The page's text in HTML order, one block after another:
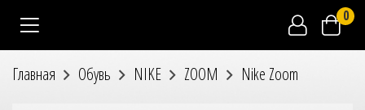
0
Главная Обувь NIKE ZOOM Nike Zoom